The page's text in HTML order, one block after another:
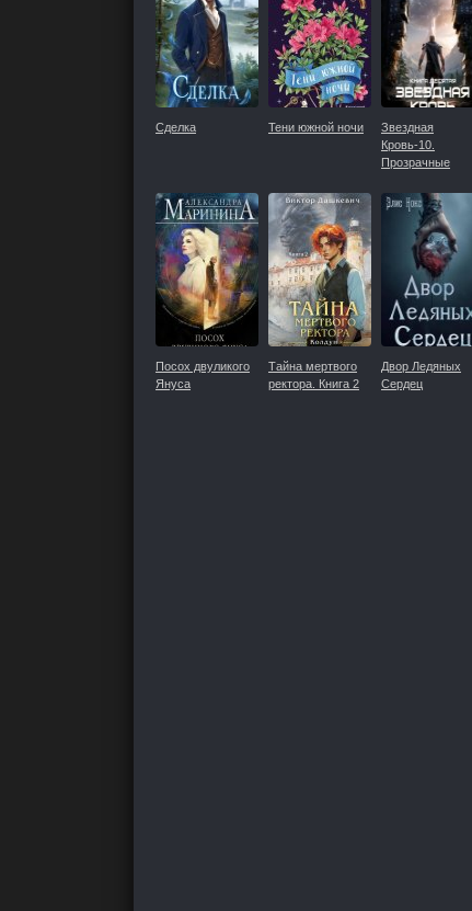
Сделка Тени южной ночи
Звездная
Кровь-10.
Прозрачные
Посох двуликого
Януса
Тайна мертвого
ректора. Книга 2
Двор Ледяных
Сердец